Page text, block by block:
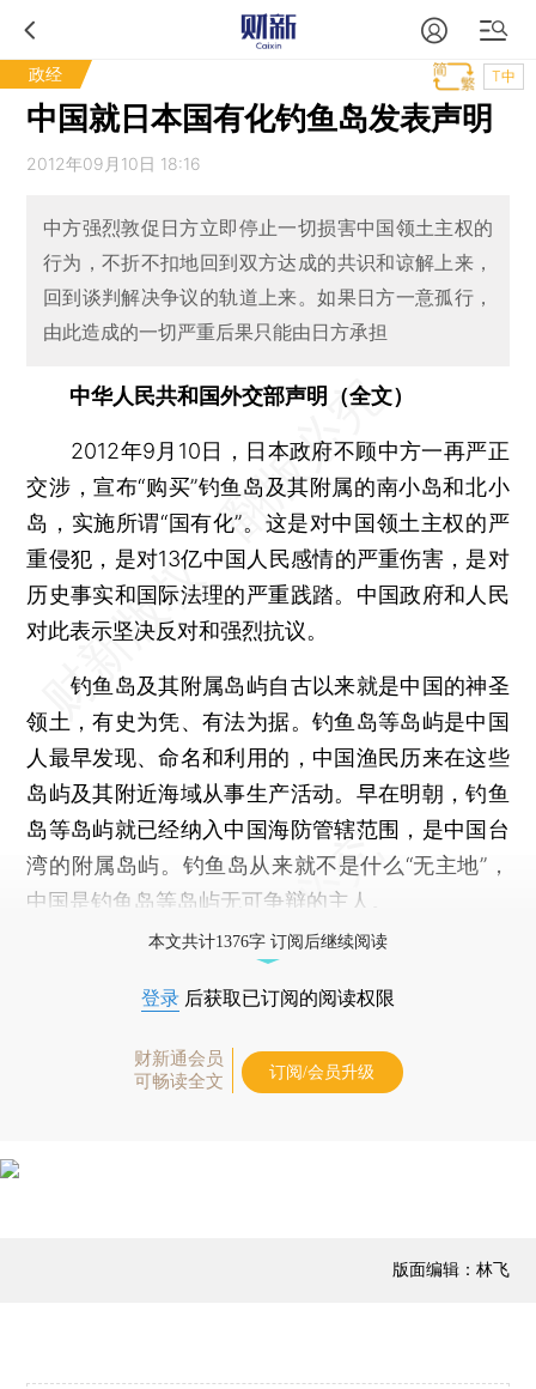
政经 T中
中国就日本国有化钓鱼岛发表声明
2012年09月10日 18:16
中方强烈敦促日方立即停止一切损害中国领土主权的
行为，不折不扣地回到双方达成的共识和谅解上来，
回到谈判解决争议的轨道上来。如果日方一意孤行，
由此造成的一切严重后果只能由日方承担
中华人民共和国外交部声明（全文）
2012年9月10日，日本政府不顾中方一再严正
交涉，宣布“购买”钓鱼岛及其附属的南小岛和北小
岛，实施所谓“国有化”。这是对中国领土主权的严
重侵犯，是对13亿中国人民感情的严重伤害，是对
历史事实和国际法理的严重践踏。中国政府和人民
对此表示坚决反对和强烈抗议。
钓鱼岛及其附属岛屿自古以来就是中国的神圣
领土，有史为凭、有法为据。钓鱼岛等岛屿是中国
人最早发现、命名和利用的，中国渔民历来在这些
岛屿及其附近海域从事生产活动。早在明朝，钓鱼
岛等岛屿就已经纳入中国海防管辖范围，是中国台
湾的附属岛屿。钓鱼岛从来就不是什么“无主地”，
中国是钓鱼岛等岛屿无可争辩的主人。
本文共计1376字 订阅后继续阅读
登录 后获取已订阅的阅读权限
财新通会员
可畅读全文
订阅/会员升级
版面编辑：林飞